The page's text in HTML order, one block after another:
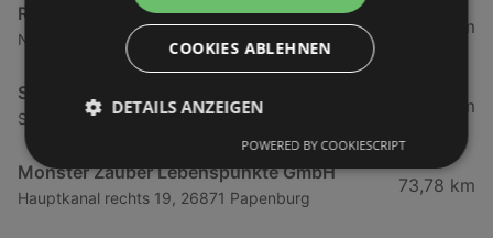
Ramona Görs
Neuer Markt 25, 17192 Waren (Müritz)
43,15 km
Spiel-Welt Horenkamp GmbH
Sumpelweg 3, 26427 Stedesdorf
66,38 km
Monster Zauber Lebenspunkte GmbH
Hauptkanal rechts 19, 26871 Papenburg
73,78 km
COOKIES ABLEHNEN
DETAILS ANZEIGEN
POWERED BY COOKIESCRIPT